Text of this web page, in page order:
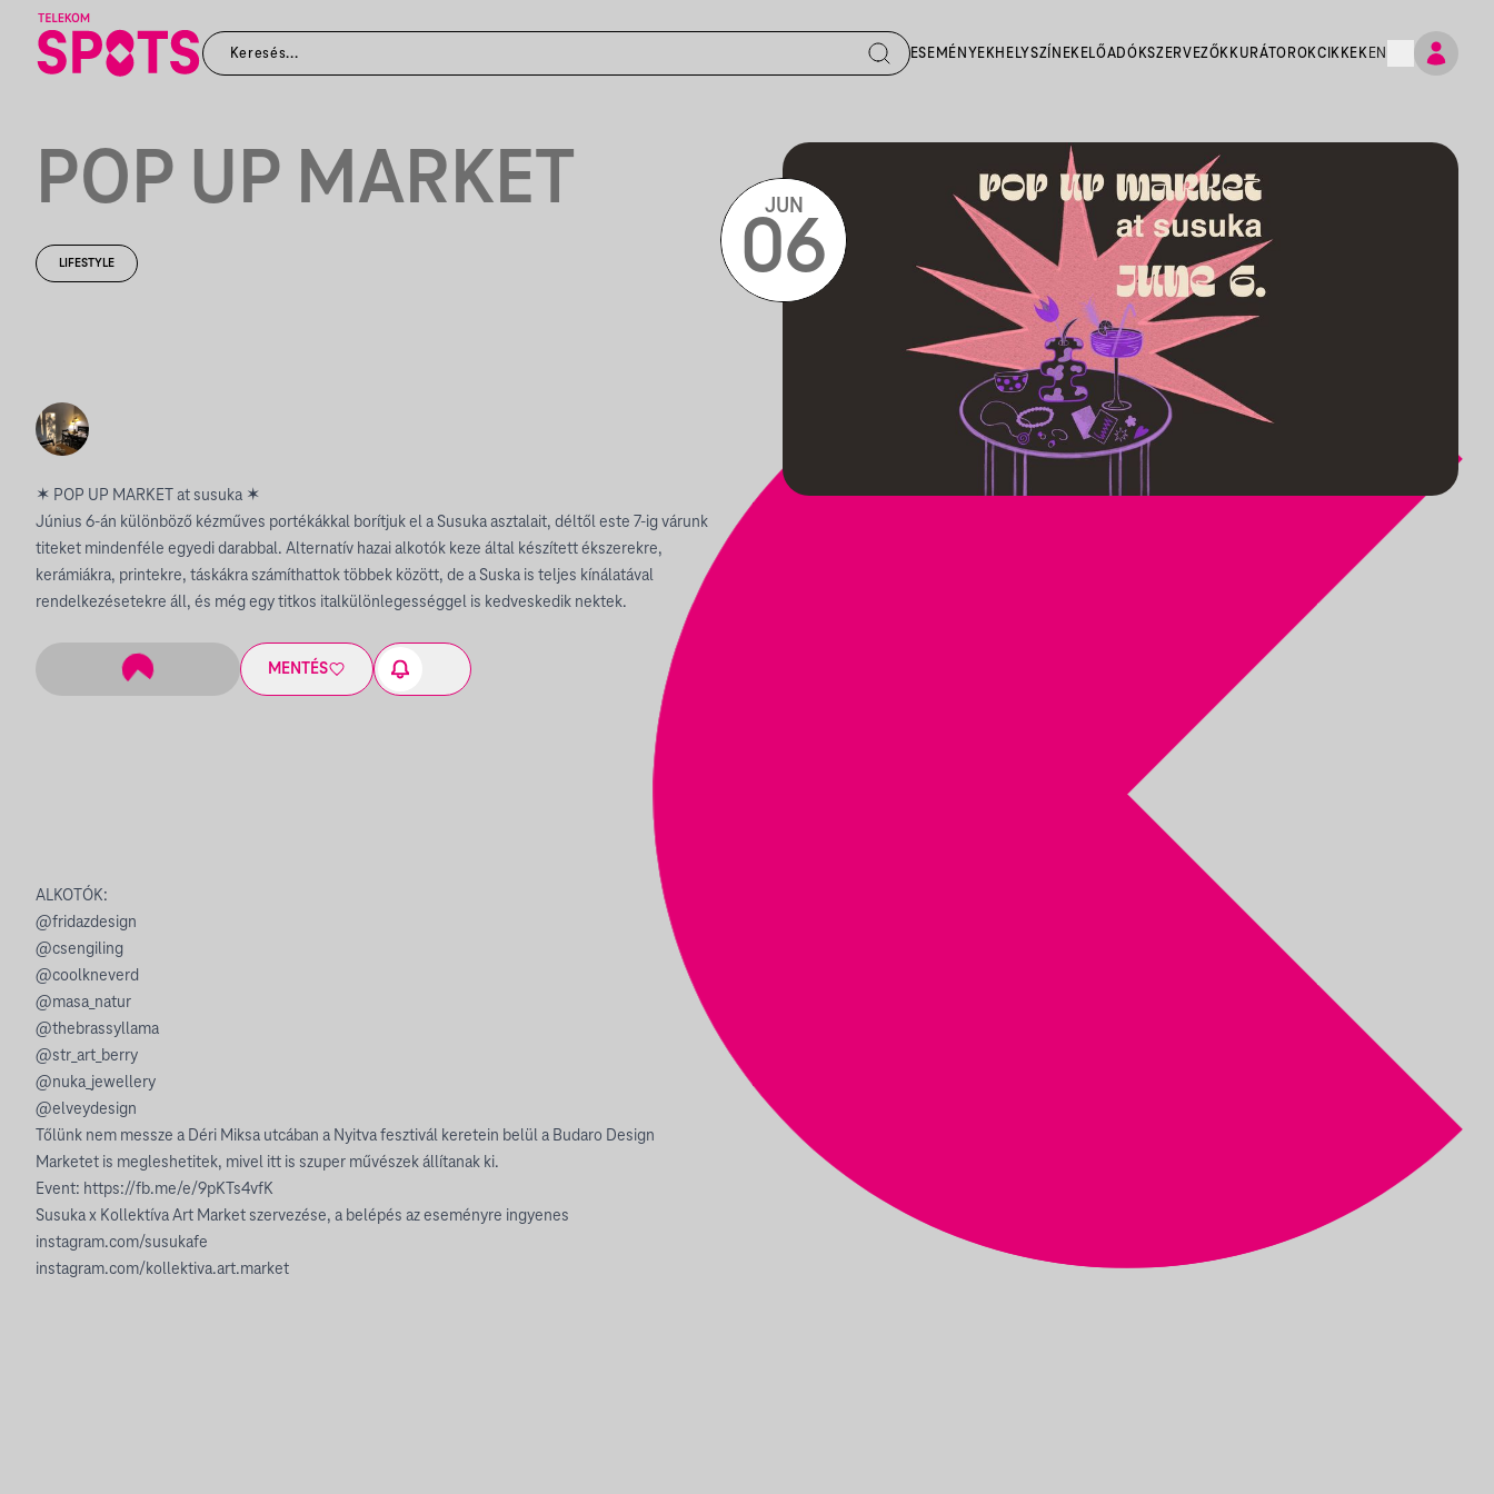
ESEMÉNYEKHELYSZÍNEK ELŐADÓKSZERVEZŐK KURÁTOROKCIKKEK EN
POP UP MARKET
LIFESTYLE
✶ POP UP MARKET at susuka ✶
Június 6-án különböző kézműves portékákkal borítjuk el a Susuka asztalait, déltől este 7-ig várunk
titeket mindenféle egyedi darabbal. Alternatív hazai alkotók keze által készített ékszerekre,
kerámiákra, printekre, táskákra számíthattok többek között, de a Suska is teljes kínálatával
rendelkezésetekre áll, és még egy titkos italkülönlegességgel is kedveskedik nektek.
MENTÉS
JUN
06
ALKOTÓK:
@fridazdesign
@csengiling
@coolkneverd
@masa_natur
@thebrassyllama
@str_art_berry
@nuka_jewellery
@elveydesign
Tőlünk nem messze a Déri Miksa utcában a Nyitva fesztivál keretein belül a Budaro Design
Marketet is megleshetitek, mivel itt is szuper művészek állítanak ki.
Event: https://fb.me/e/9pKTs4vfK
Susuka x Kollektíva Art Market szervezése, a belépés az eseményre ingyenes
instagram.com/susukafe
instagram.com/kollektiva.art.market